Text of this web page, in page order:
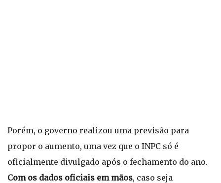
Porém, o governo realizou uma previsão para
propor o aumento, uma vez que o INPC só é
oficialmente divulgado após o fechamento do ano.
Com os dados oficiais em mãos, caso seja